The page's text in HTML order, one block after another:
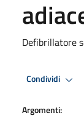
Defibrillatore
Condividi
Argomenti: